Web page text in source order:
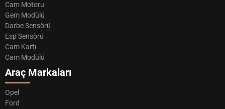
Cam Motoru
Gem Modülü
Darbe Sensörü
Esp Sensörü
Cam Kartı
Cam Modülü
Araç Markaları
Opel
Ford